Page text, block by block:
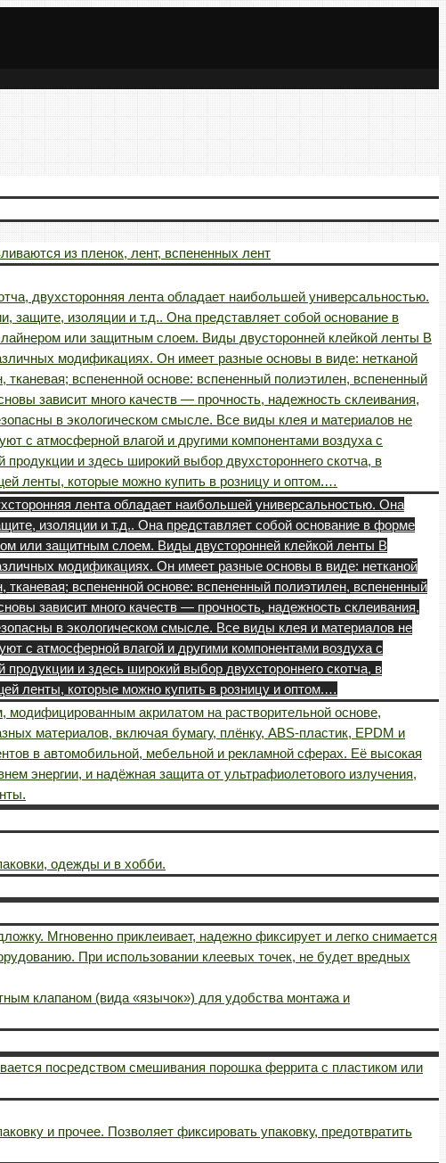
из пленок, лент, вспененных лент
двухсторонняя лента обладает наибольшей универсальностью.
защите, изоляции и т.д.. Она представляет собой основание в
или защитным слоем. Виды двусторонней клейкой ленты В
модификациях. Он имеет разные основы в виде: нетканой
вспененной основе: вспененный полиэтилен, вспененный
зависит много качеств — прочность, надежность склеивания,
в экологическом смысле. Все виды клея и материалов не
с атмосферной влагой и другими компонентами воздуха с
и здесь широкий выбор двухстороннего скотча, в
ленты, которые можно купить в розницу и оптом.…
лента обладает наибольшей универсальностью. Она
изоляции и т.д.. Она представляет собой основание в форме
или защитным слоем. Виды двусторонней клейкой ленты В
модификациях. Он имеет разные основы в виде: нетканой
вспененной основе: вспененный полиэтилен, вспененный
зависит много качеств — прочность, надежность склеивания,
в экологическом смысле. Все виды клея и материалов не
с атмосферной влагой и другими компонентами воздуха с
и здесь широкий выбор двухстороннего скотча, в
ленты, которые можно купить в розницу и оптом.…
акрилатом на растворительной основе,
материалов, включая бумагу, плёнку, ABS-пластик, EPDM и
в автомобильной, мебельной и рекламной сферах. Её высокая
энергии, и надёжная защита от ультрафиолетового излучения,
одежды и в хобби.
Мгновенно приклеивает, надежно фиксирует и легко снимается
При использовании клеевых точек, не будет вредных
клапаном (вида «язычок») для удобства монтажа и
посредством смешивания порошка феррита с пластиком или
и прочее. Позволяет фиксировать упаковку, предотвратить